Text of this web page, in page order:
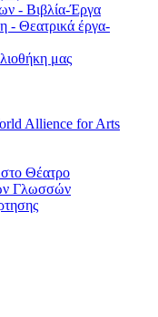
- Βιβλία-Έργα
- Θεατρικά έργα-
μας
Allience for Arts
Θέατρο
Γλωσσών